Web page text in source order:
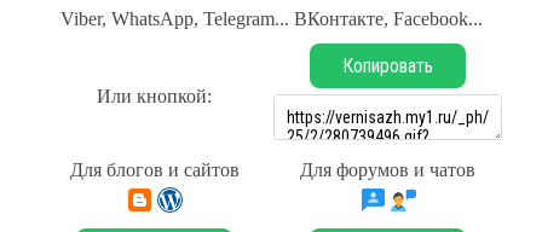
Viber, WhatsApp, Telegram... ВКонтакте, Facebook...
Или кнопкой:
Копировать
Для блогов и сайтов Для форумов и чатов